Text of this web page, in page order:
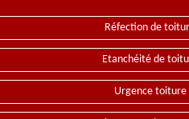
Réfection de
Etanchéité de
Urgence toiture